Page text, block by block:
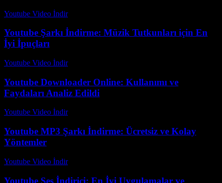
Youtube Video İndir-
Youtube Şarkı İndirme: Müzik Tutkunları için En
İyi İpuçları
Youtube Video İndir-
Youtube Downloader Online: Kullanımı ve
Faydaları Analiz Edildi
Youtube Video İndir-
Youtube MP3 Şarkı İndirme: Ücretsiz ve Kolay
Yöntemler
Youtube Video İndir-
Youtube Ses İndirici: En İyi Uygulamalar ve